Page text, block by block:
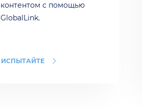
контентом с помощью
GlobalLink.
ИСПЫТАЙТЕ